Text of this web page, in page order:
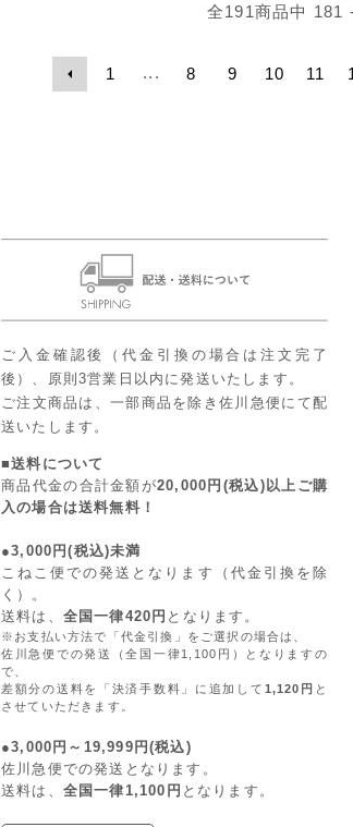
全191商品中 181
1 ... 8 9 10 11
ご入金確認後（代金引換の場合は注文完了
後）、原則3営業日以内に発送いたします。
ご注文商品は、一部商品を除き佐川急便にて配
送いたします。
■送料について
商品代金の合計金額が20,000円(税込)以上ご購
入の場合は送料無料！
●3,000円(税込)未満
こねこ便での発送となります（代金引換を除
く）。
送料は、 全国一律420円 となります。
※お支払い方法で「代金引換」をご選択の場合は、
佐川急便での発送（全国一律1,100円）となりますの
で、
差額分の送料を「決済手数料」に追加して 1,120円 と
させていただきます。
●3,000円～19,999円(税込)
佐川急便での発送となります。
送料は、 全国一律1,100円 となります。